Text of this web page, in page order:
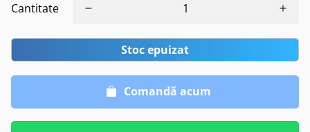
Cantitate
Stoc epuizat
Comandă acum